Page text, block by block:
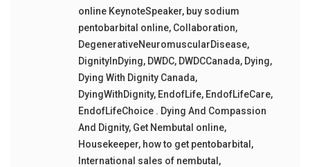
online KeynoteSpeaker, buy sodium
pentobarbital online, Collaboration,
DegenerativeNeuromuscularDisease,
DignityInDying, DWDC, DWDCCanada, Dying,
Dying With Dignity Canada,
DyingWithDignity, EndofLife, EndofLifeCare,
EndofLifeChoice . Dying And Compassion
And Dignity, Get Nembutal online,
Housekeeper, how to get pentobarbital ,
International sales of nembutal ,